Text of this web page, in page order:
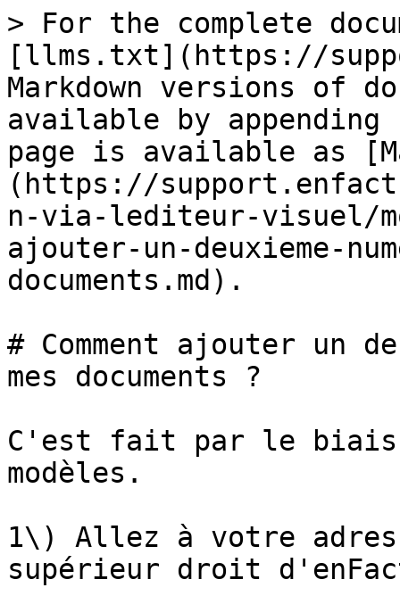
> For the complete
[llms.txt](https://
Markdown versions of
available by
page is available as
(https://
n-via-lediteur-visuel/
ajouter-un-deuxieme-
documents.md).
# Comment ajouter un
mes documents ?
C'est fait par le
modèles.
1\) Allez à votre
supérieur droit